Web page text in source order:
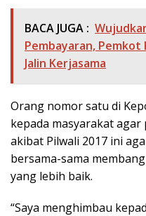
BACA JUGA :
Pembayaran, Pemkot
Jalin Kerjasama
Orang nomor satu di
kepada masyarakat
akibat Pilwali 2017 ini
bersama-sama
yang lebih baik.
“Saya menghimbau